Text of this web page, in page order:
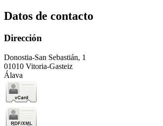
Datos de contacto
Dirección
Donostia-San Sebastián, 1
01010 Vitoria-Gasteiz
Álava